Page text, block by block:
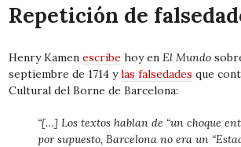
Repetición de
Henry Kamenescribe hoy enEl Mundo
septiembre de 1714 ylas falsedades que
Cultural del Borne de Barcelona:
“[…] Los textos hablan de “un choque
por supuesto, Barcelona no era un